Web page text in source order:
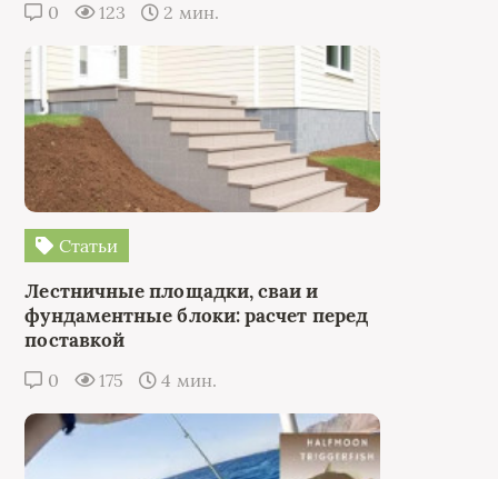
0 123 2 мин.
Статьи
Лестничные площадки, сваи и
фундаментные блоки: расчет перед
поставкой
0 175 4 мин.